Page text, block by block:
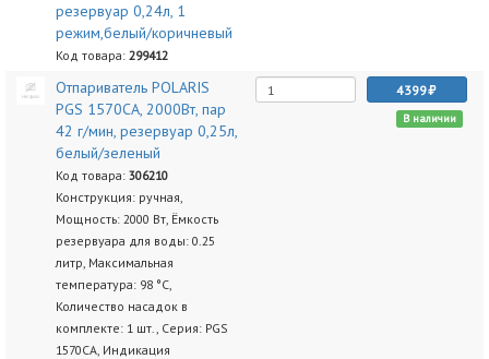
резервуар 0,24л, 1
режим,белый/коричневый
Код товара: 299412
Отпариватель POLARIS
PGS 1570CA, 2000Вт, пар
42 г/мин, резервуар 0,25л,
белый/зеленый
Код товара: 306210
Конструкция: ручная,
Мощность: 2000 Вт, Ёмкость
резервуара для воды: 0.25
литр, Максимальная
температура: 98 °C,
Количество насадок в
комплекте: 1 шт., Серия: PGS
1570CA, Индикация
4399
В наличии